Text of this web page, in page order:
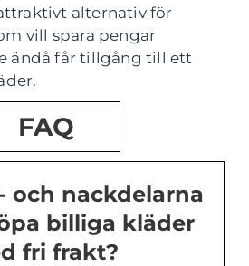
alternativ för
vill spara pengar
ändå får tillgång till ett
FAQ
och nackdelarna
billiga kläder
fri frakt?